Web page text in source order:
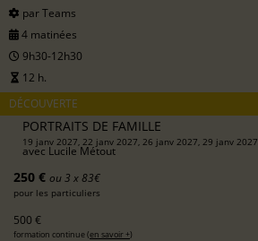
par Teams
4 matinées
9h30-12h30
12 h.
DÉCOUVERTE
PORTRAITS DE FAMILLE
19 janv 2027, 22 janv 2027, 26 janv 2027, 29 janv 2027
avec Lucile Métout
250 € ou 3 x 83€
pour les particuliers
500 €
formation continue (en savoir +)